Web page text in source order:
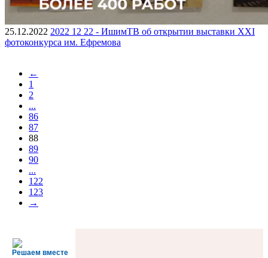
25.12.2022 2022 12 22 - ИшимТВ об открытии выставки XXI
фотоконкурса им. Ефремова
←
1
2
...
86
87
88
89
90
...
122
123
→
Решаем вместе